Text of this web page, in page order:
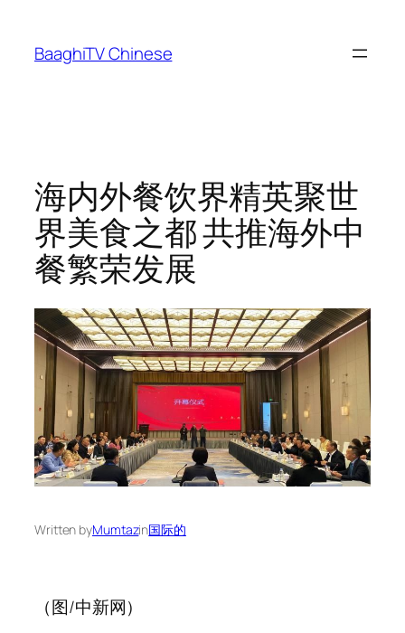
content
BaaghiTV Chinese
海内外餐饮界精英聚世
界美食之都 共推海外中
餐繁荣发展
Written byMumtazin国际的
（图/中新网）